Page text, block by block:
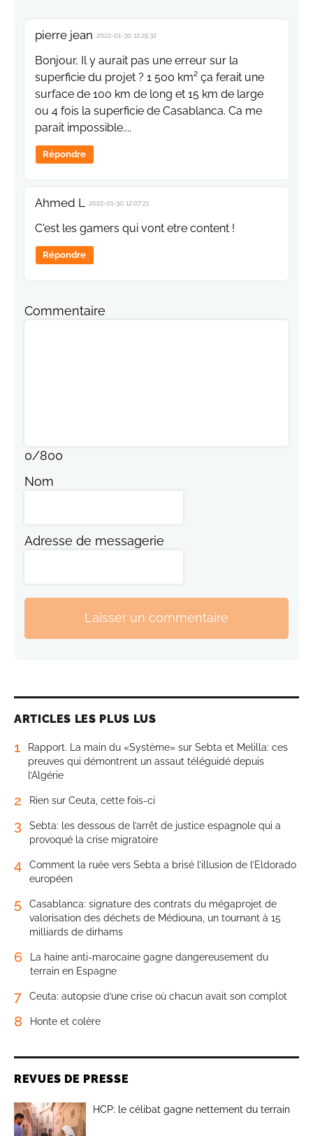
pierre jean 2022-01-30 12:25:32
Bonjour, Il y aurait pas une erreur sur la
superficie du projet ? 1 500 km² ça ferait une
surface de 100 km de long et 15 km de large
ou 4 fois la superficie de Casablanca. Ca me
parait impossible....
Répondre
Ahmed L 2022-01-30 12:07:21
C'est les gamers qui vont etre content !
Répondre
Commentaire
0/800
Nom
Adresse de messagerie
Laisser un commentaire
ARTICLES LES PLUS LUS
1
Rapport. La main du «Système» sur Sebta et Melilla: ces
preuves qui démontrent un assaut téléguidé depuis
l’Algérie
2 Rien sur Ceuta, cette fois-ci
3
Sebta: les dessous de l’arrêt de justice espagnole qui a
provoqué la crise migratoire
4
Comment la ruée vers Sebta a brisé l’illusion de l’Eldorado
européen
5
Casablanca: signature des contrats du mégaprojet de
valorisation des déchets de Médiouna, un tournant à 15
milliards de dirhams
6
La haine anti-marocaine gagne dangereusement du
terrain en Espagne
7 Ceuta: autopsie d’une crise où chacun avait son complot
8 Honte et colère
REVUES DE PRESSE
HCP: le célibat gagne nettement du terrain